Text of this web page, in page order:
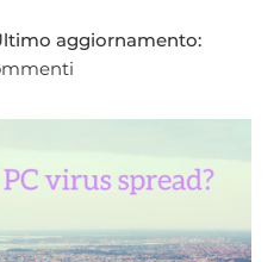
aggiornamento: